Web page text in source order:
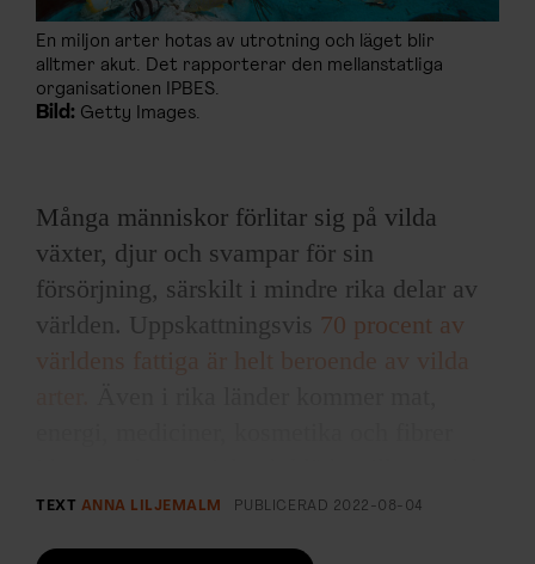
OM F&F
En miljon arter hotas av utrotning och läget blir
alltmer akut. Det rapporterar den mellanstatliga
organisationen IPBES.
Bild: Getty Images.
Många människor förlitar sig på vilda
växter, djur och svampar för sin
försörjning, särskilt i mindre rika delar av
världen. Uppskattningsvis 70 procent av
världens fattiga är helt beroende av vilda
från växt- och djurvärlden. Den
TEXT ANNA LILJEMALM PUBLICERAD 2022-08-04